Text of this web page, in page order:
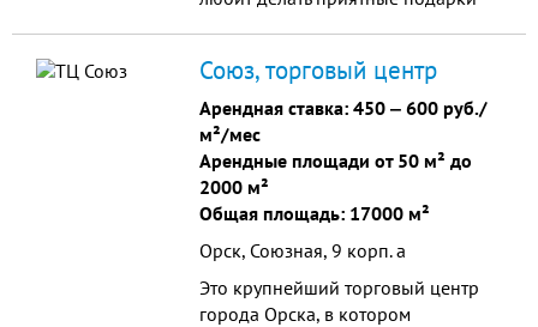
индивидуальность.
Союз, торговый центр
Арендная ставка: 450 ‒ 600 руб./
м²/мес
Арендные площади от 50 м² до
2000 м²
Общая площадь: 17000 м²
Орск, Союзная, 9 корп. а
Это крупнейший торговый центр
города Орска, в котором